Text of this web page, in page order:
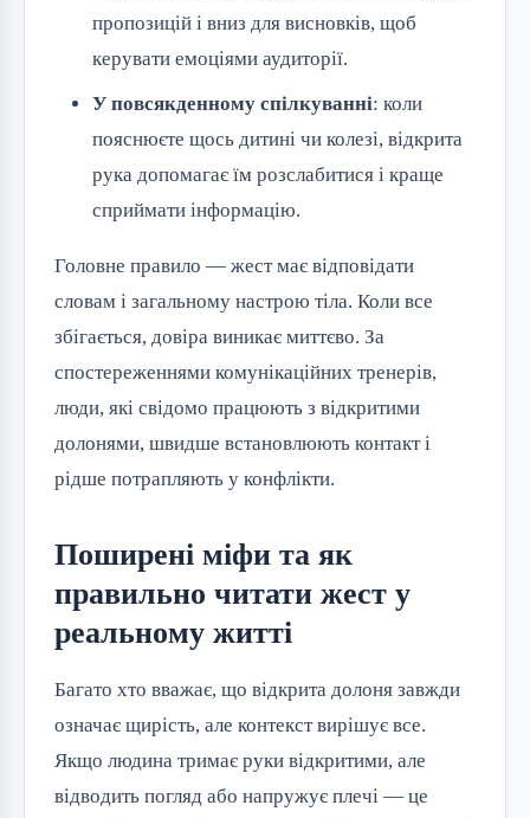
пропозицій і вниз для висновків, щоб
керувати емоціями аудиторії.
У повсякденному спілкуванні: коли
пояснюєте щось дитині чи колезі, відкрита
рука допомагає їм розслабитися і краще
сприймати інформацію.
Головне правило — жест має відповідати
словам і загальному настрою тіла. Коли все
збігається, довіра виникає миттєво. За
спостереженнями комунікаційних тренерів,
люди, які свідомо працюють з відкритими
долонями, швидше встановлюють контакт і
рідше потрапляють у конфлікти.
Поширені міфи та як
правильно читати жест у
реальному житті
Багато хто вважає, що відкрита долоня завжди
означає щирість, але контекст вирішує все.
Якщо людина тримає руки відкритими, але
відводить погляд або напружує плечі — це